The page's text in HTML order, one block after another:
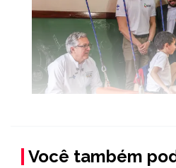
Você também